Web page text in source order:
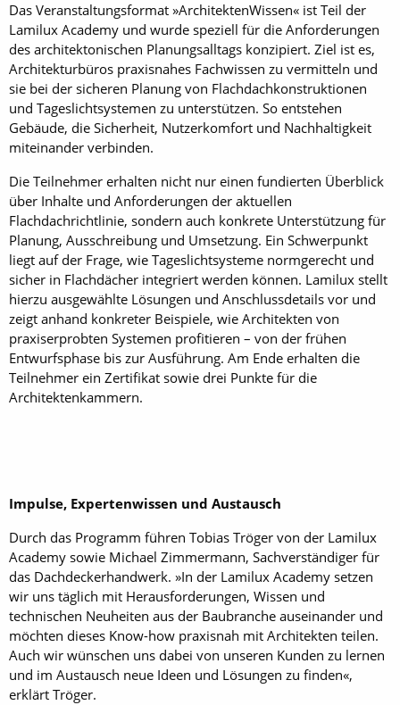
Das Veranstaltungsformat »ArchitektenWissen« ist Teil der
Lamilux Academy und wurde speziell für die Anforderungen
des architektonischen Planungsalltags konzipiert. Ziel ist es,
Architekturbüros praxisnahes Fachwissen zu vermitteln und
sie bei der sicheren Planung von Flachdachkonstruktionen
und Tageslichtsystemen zu unterstützen. So entstehen
Gebäude, die Sicherheit, Nutzerkomfort und Nachhaltigkeit
miteinander verbinden.
Die Teilnehmer erhalten nicht nur einen fundierten Überblick
über Inhalte und Anforderungen der aktuellen
Flachdachrichtlinie, sondern auch konkrete Unterstützung für
Planung, Ausschreibung und Umsetzung. Ein Schwerpunkt
liegt auf der Frage, wie Tageslichtsysteme normgerecht und
sicher in Flachdächer integriert werden können. Lamilux stellt
hierzu ausgewählte Lösungen und Anschlussdetails vor und
zeigt anhand konkreter Beispiele, wie Architekten von
praxiserprobten Systemen profitieren – von der frühen
Entwurfsphase bis zur Ausführung. Am Ende erhalten die
Teilnehmer ein Zertifikat sowie drei Punkte für die
Architektenkammern.
Impulse, Expertenwissen und Austausch
Durch das Programm führen Tobias Tröger von der Lamilux
Academy sowie Michael Zimmermann, Sachverständiger für
das Dachdeckerhandwerk. »In der Lamilux Academy setzen
wir uns täglich mit Herausforderungen, Wissen und
technischen Neuheiten aus der Baubranche auseinander und
möchten dieses Know-how praxisnah mit Architekten teilen.
Auch wir wünschen uns dabei von unseren Kunden zu lernen
und im Austausch neue Ideen und Lösungen zu finden«,
erklärt Tröger.